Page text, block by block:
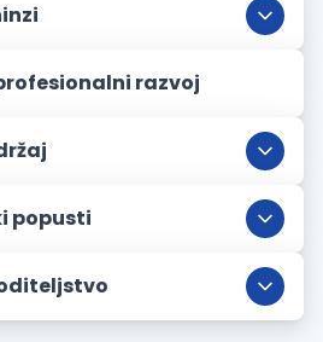
razvoj
popusti